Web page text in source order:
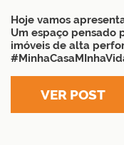
Hoje vamos
Um espaço pensado
imóveis de alta
VER POST